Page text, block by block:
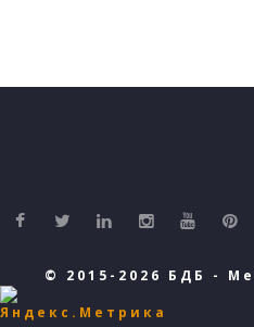
© 2015-2026 БДБ -